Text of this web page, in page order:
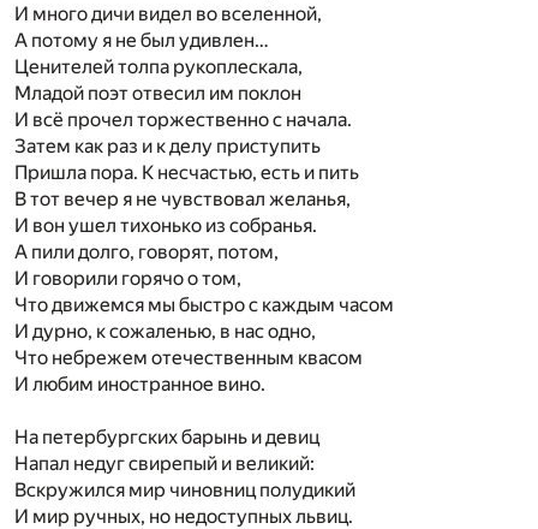
И много дичи видел во вселенной,
А потому я не был удивлен…
Ценителей толпа рукоплескала,
Младой поэт отвесил им поклон
И всё прочел торжественно с начала.
Затем как раз и к делу приступить
Пришла пора. К несчастью, есть и пить
В тот вечер я не чувствовал желанья,
И вон ушел тихонько из собранья.
А пили долго, говорят, потом,
И говорили горячо о том,
Что движемся мы быстро с каждым часом
И дурно, к сожаленью, в нас одно,
Что небрежем отечественным квасом
И любим иностранное вино.
На петербургских барынь и девиц
Напал недуг свирепый и великий:
Вскружился мир чиновниц полудикий
И мир ручных, но недоступных львиц.